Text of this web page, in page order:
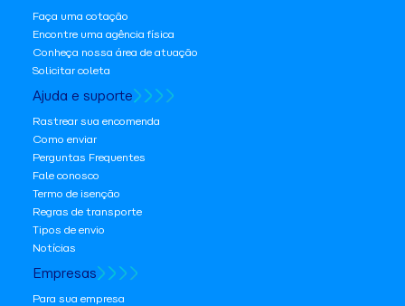
Faça uma cotação
Encontre uma agência física
Conheça nossa área de atuação
Solicitar coleta
Ajuda e suporte
Rastrear sua encomenda
Como enviar
Perguntas Frequentes
Fale conosco
Termo de isenção
Regras de transporte
Tipos de envio
Notícias
Empresas
Para sua empresa